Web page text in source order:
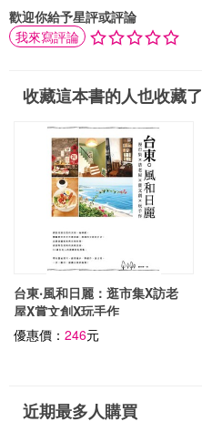
歡迎你給予星評或評論
我來寫評論
收藏這本書的人也收藏了
台東‧風和日麗：逛市集X訪老
屋X賞文創X玩手作
優惠價： 246元
近期最多人購買